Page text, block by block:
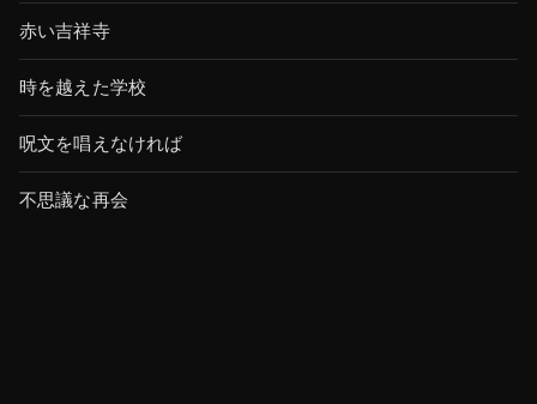
赤い吉祥寺
時を越えた学校
呪文を唱えなければ
不思議な再会